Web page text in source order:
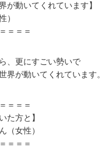
が動いてくれています】
）
＝＝＝
、更にすごい勢いで
界が動いてくれています。
＝＝＝
た方と】
（女性）
＝＝＝